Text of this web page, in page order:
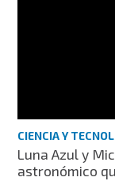
CIENCIA Y
Luna Azul y
astronómico